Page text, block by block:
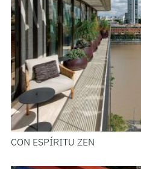
CON ESPÍRITU ZEN